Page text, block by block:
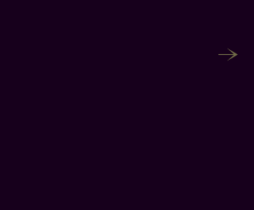
Philosophie
FÜR DICH.